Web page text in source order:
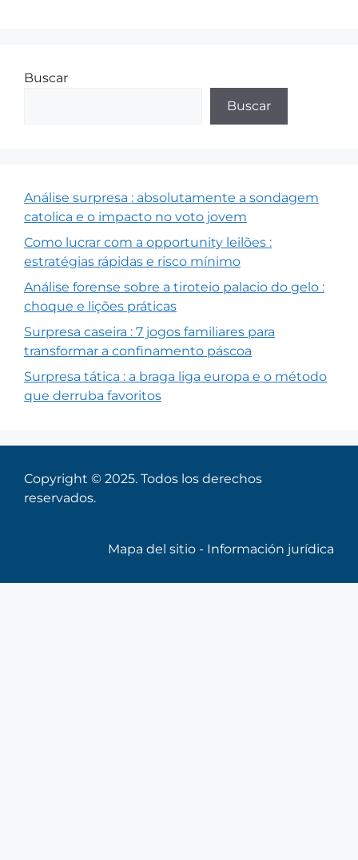
Buscar
Buscar
Análise surpresa : absolutamente a sondagem
catolica e o impacto no voto jovem
Como lucrar com a opportunity leilões :
estratégias rápidas e risco mínimo
Análise forense sobre a tiroteio palacio do gelo :
choque e lições práticas
Surpresa caseira : 7 jogos familiares para
transformar a confinamento páscoa
Surpresa tática : a braga liga europa e o método
que derruba favoritos
Copyright © 2025. Todos los derechos
reservados.
Mapa del sitio - Información jurídica